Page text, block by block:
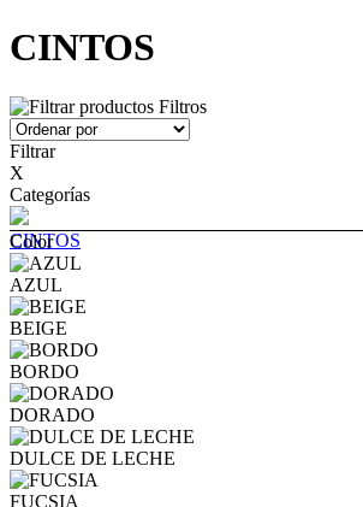
CINTOS
Filtros
Filtrar
X
Categorías
CINTOS
Color
AZUL
BEIGE
BORDO
DORADO
DULCE DE LECHE
FUCSIA